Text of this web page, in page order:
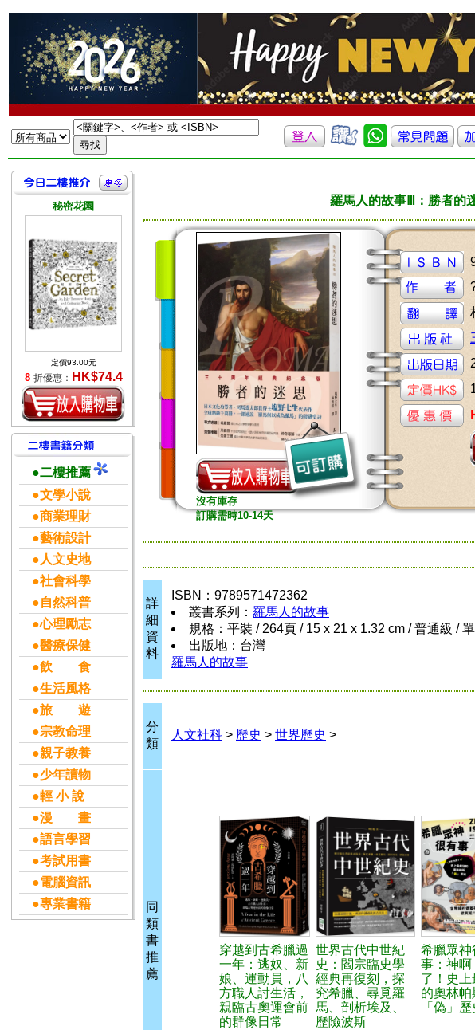
秘密花園
定價93.00元
8 折優惠： HK$74.4
●二樓推薦
●文學小說
●商業理財
●藝術設計
●人文史地
●社會科學
●自然科普
●心理勵志
●醫療保健
●飲 食
●生活風格
●旅 遊
●宗教命理
●親子教養
●少年讀物
●輕 小 說
●漫 畫
●語言學習
●考試用書
●電腦資訊
●專業書籍
羅馬人的故事Ⅲ：勝者的
沒有庫存
訂購需時10-14天
詳
細
資
料
ISBN：9789571472362
叢書系列： 羅馬人的故事
規格：平裝 / 264頁 / 15 x 21 x 1.32 cm / 普通級 /
出版地：台灣
羅馬人的故事
分
類
人文社科 > 歷史 > 世界歷史 >
同
類
書
推
薦
穿越到古希臘過
一年：逃奴、新
娘、運動員，八
方職人討生活，
親臨古奧運會前
的群像日常
世界古代中世紀
史：閻宗臨史學
經典再復刻，探
究希臘、尋覓羅
馬、剖析埃及、
歷險波斯
希臘眾神
事：神啊
了！史上
的奧林帕
「偽」歷